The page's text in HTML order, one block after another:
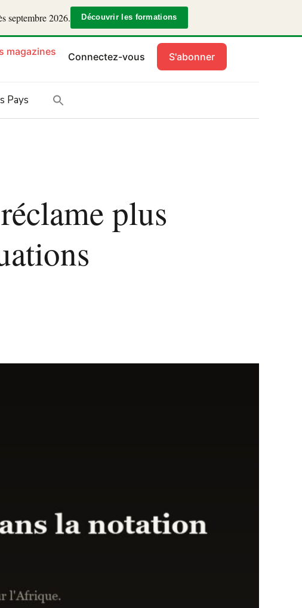
septembre 2026. Découvrir les formations
magazines Connectez-vous S'abonner
Pays
plus